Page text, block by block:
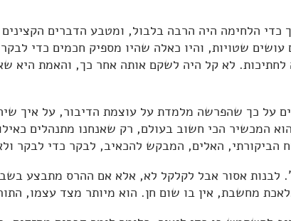
כדי הלחימה היה הרבה בלבול, ומטבע הדברים
שטויות, והיו כאלה שהיו מספיק חכמים כדי
לא קל היה לשקם אותה אחר כך, והאמת היא
על כך שהפרשה מלמדת על עוצמת הדיבור, על איך
המכשיר הכי חשוב בעולם, רק שאנחנו מתנהלים
האלים, המבקש להכאיב, לבקר כדי לבקר
מחשבת, אין בו שום חן. הוא מיותר מצד עצמו,